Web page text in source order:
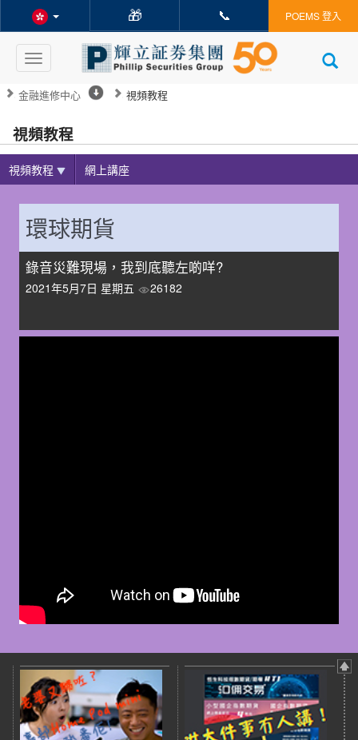
🎁 📞 POEMS 登入
Toggle
navigation
金融進修中心 視頻教程
視頻教程
視頻教程 網上講座
環球期貨
錄音災難現場，我到底聽左啲咩?
2021年5月7日 星期五 26182